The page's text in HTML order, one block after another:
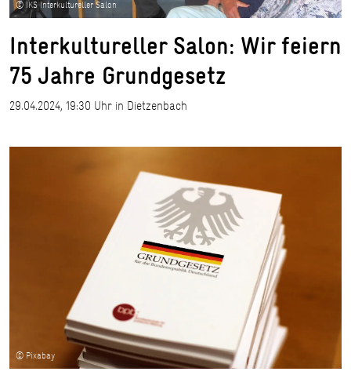
© IKS Interkultureller Salon
Interkultureller Salon: Wir feiern
75 Jahre Grundgesetz
29.04.2024, 19:30 Uhr in Dietzenbach
© Pixabay